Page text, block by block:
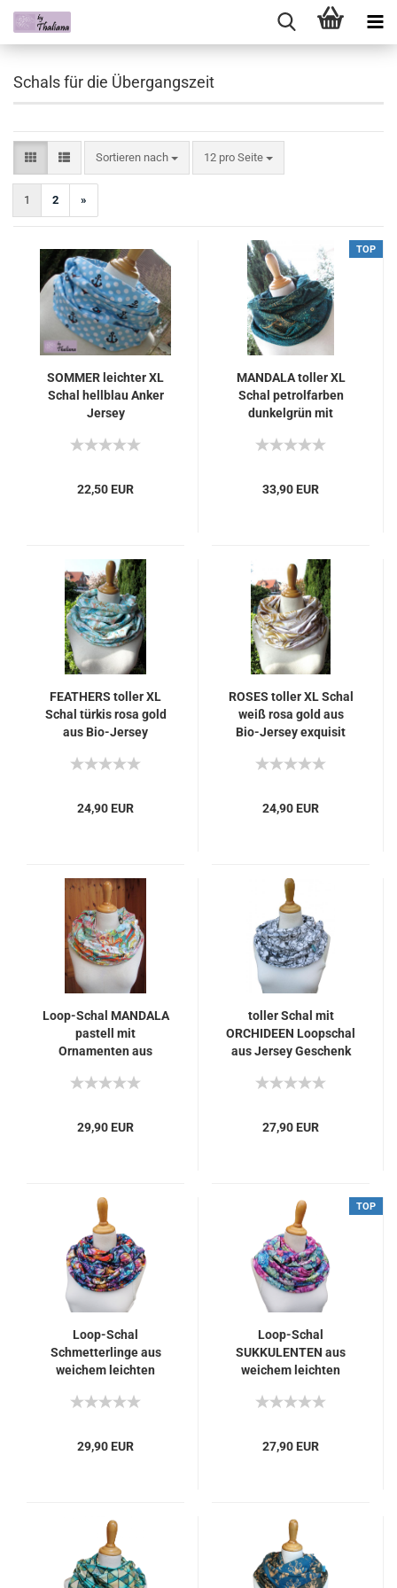
Schals für die Übergangszeit
Sortieren nach
Sortieren nach 12 pro Seite
pro Seite
1 2 »
SOMMER leichter XL
Schal hellblau Anker
Jersey
22,50 EUR
TOP
MANDALA toller XL
Schal petrolfarben
dunkelgrün mit
33,90 EUR
FEATHERS toller XL
Schal türkis rosa gold
aus Bio-Jersey
24,90 EUR
ROSES toller XL Schal
weiß rosa gold aus
Bio-Jersey exquisit
24,90 EUR
Loop-Schal MANDALA
pastell mit
Ornamenten aus
Jersey Geschenk z.
29,90 EUR
toller Schal mit
ORCHIDEEN Loopschal
aus Jersey Geschenk
Muttertag
27,90 EUR
Loop-Schal
Schmetterlinge aus
weichem leichten
Geburtstag Muttertag
29,90 EUR
TOP
Loop-Schal
SUKKULENTEN aus
weichem leichten
Geburtstag Muttertag
27,90 EUR